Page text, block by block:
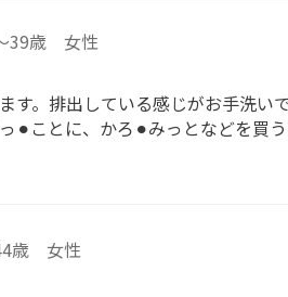
39歳 女性
す。排出している感じがお手洗
⚫︎ことに、かろ⚫︎みっとなどを買
歳 女性